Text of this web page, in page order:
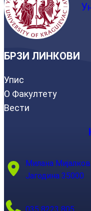
БРЗИ ЛИНКОВИ
Упис
О Факултету
Вести
Милана
Јагодина 35000
035 8223 805